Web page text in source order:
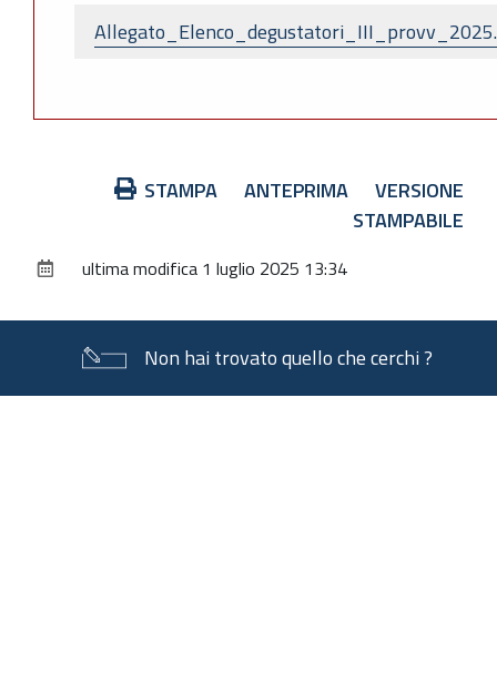
STAMPA ANTEPRIMA
VERSIONE
STAMPABILE
ultima modifica 1 luglio 2025 13:34
Non hai trovato quello che cerchi ?